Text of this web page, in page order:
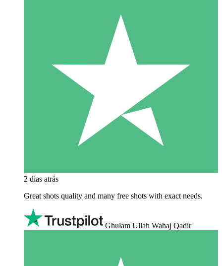
2 dias atrás
Great shots quality and many free shots with exact needs.
Ghulam Ullah Wahaj Qadir